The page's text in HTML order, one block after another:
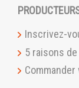
Inscrivez-
5 raisons